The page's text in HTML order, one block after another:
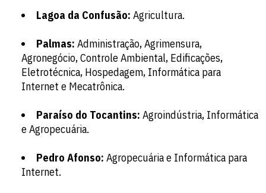
Lagoa da Confusão: Agricultura.
Palmas: Administração, Agrimensura,
Agronegócio, Controle Ambiental, Edificações,
Eletrotécnica, Hospedagem, Informática para
Internet e Mecatrônica.
Paraíso do Tocantins: Agroindústria, Informática
e Agropecuária.
Pedro Afonso: Agropecuária e Informática para
Internet.